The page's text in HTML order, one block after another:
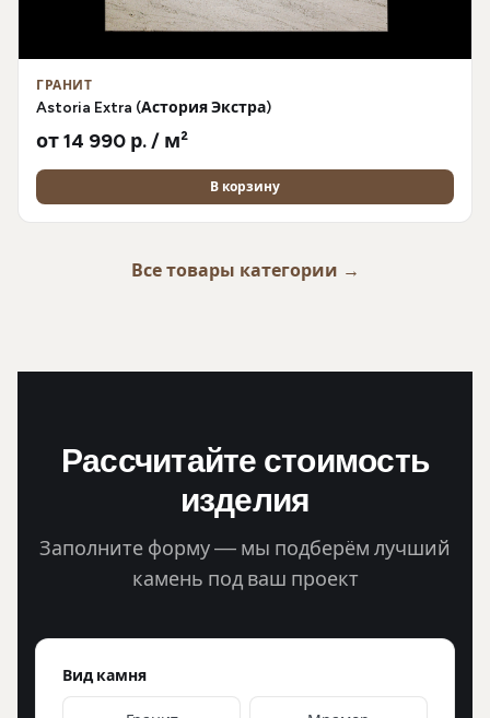
ГРАНИТ
Astoria Extra (Астория Экстра)
от 14 990 р. / м²
В корзину
Все товары категории →
Рассчитайте стоимость
изделия
Заполните форму — мы подберём лучший
камень под ваш проект
Вид камня